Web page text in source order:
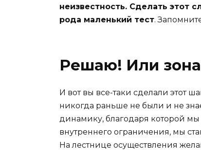
неизвестность. Сделать этот
рода маленький тест.
Решаю! Или
И вот вы все-таки сделали этот
никогда раньше не были и не
динамику, благодаря которой
внутреннего ограничения, мы
На лестнице осуществления